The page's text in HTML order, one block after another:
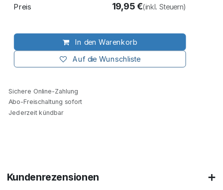
In den Warenkorb
Auf die Wunschliste
Preis 19,95€(inkl. Steuern)
Sichere Online-Zahlung
Abo-Freischaltung sofort
Jederzeit kündbar
Kundenrezensionen